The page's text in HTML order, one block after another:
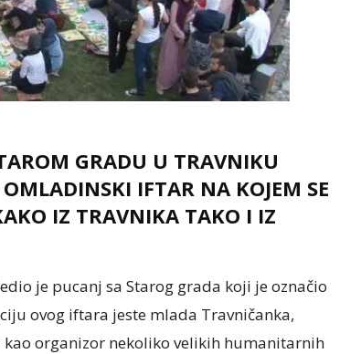
GRADU U TRAVNIKU
IFTAR NA KOJEM SE
IZ TRAVNIKA TAKO I IZ
je pucanj sa Starog grada koji je označio
ovog iftara jeste mlada Travničanka,
kao organizor nekoliko velikih humanitarnih